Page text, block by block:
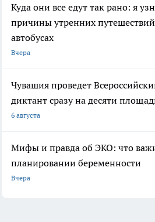
Куда они все едут так рано: я
причины утренних
автобусах
Вчера
Чувашия проведет
диктант сразу на десяти
6 августа
Мифы и правда об ЭКО: что
планировании беременности
Вчера